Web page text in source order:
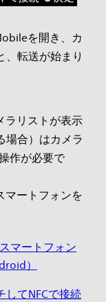
を開き、カ
、転送が始まり
リストが表示
場合）はカメラ
作が必要で
ートフォンを
マートフォン
）
してNFCで接続